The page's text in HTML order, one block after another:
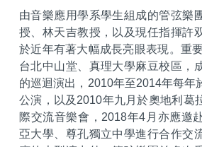
由音樂應用學系學生組成的管弦樂
授、林天吉教授，以及現任指揮許
於近年有著大幅成長亮眼表現。重
台北中山堂、真理大學麻豆校區，
的巡迴演出，2010年至2014年每年
公演，以及2010年九月於奧地利葛
際交流音樂會，2018年4月亦應邀
亞大學、尊孔獨立中學進行合作交